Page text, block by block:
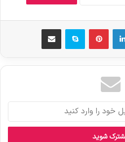
لینکدین ‫پین‌ترست اسکایپ